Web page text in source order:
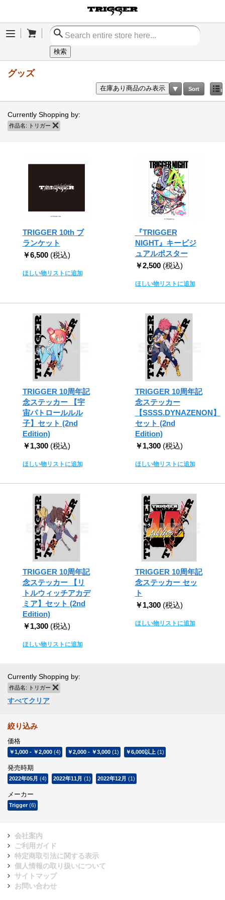
Menu
検索
グッズ
Sort
在庫あり商品のみ表示
Currently Shopping by:
作品名: トリガー
TRIGGER 10th ブ
ランケット
￥6,500 (税込)
ほしい物リストに追加
『TRIGGER
NIGHT』キービジ
ュアルポスター
￥2,500 (税込)
ほしい物リストに追加
TRIGGER 10周年記
念ステッカー 【宇
宙パトロールルル
子】セット (2nd
Edition)
￥1,300 (税込)
ほしい物リストに追加
TRIGGER 10周年記
念ステッカー
【SSSS.DYNAZENON】
セット (2nd
Edition)
￥1,300 (税込)
ほしい物リストに追加
TRIGGER 10周年記
念ステッカー 【リ
トルウィッチアカデ
ミア】セット (2nd
Edition)
￥1,300 (税込)
ほしい物リストに追加
TRIGGER 10周年記
念ステッカー セッ
ト
￥1,300 (税込)
ほしい物リストに追加
Currently Shopping by:
作品名: トリガー
すべてクリア
絞り込み
価格
￥1,000 - ￥2,000 (4) ￥2,000 - ￥3,000 (1) ￥6,000以上 (1)
発売時期
2022年05月 (4) 2022年11月 (1) 2022年12月 (1)
メーカー
Trigger(6)
会社案内
ご利用ガイド
特定商取引法に関する表示
個人情報の取り扱いについて
サイトマップ
お問い合わせ